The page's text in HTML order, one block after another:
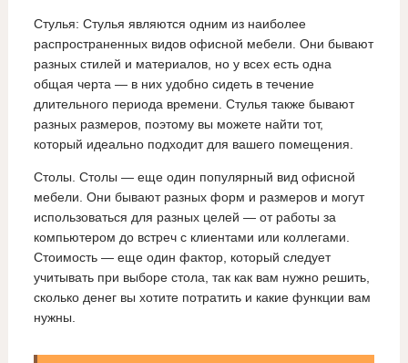
Стулья: Стулья являются одним из наиболее
распространенных видов офисной мебели. Они бывают
разных стилей и материалов, но у всех есть одна
общая черта — в них удобно сидеть в течение
длительного периода времени. Стулья также бывают
разных размеров, поэтому вы можете найти тот,
который идеально подходит для вашего помещения.
Столы. Столы — еще один популярный вид офисной
мебели. Они бывают разных форм и размеров и могут
использоваться для разных целей — от работы за
компьютером до встреч с клиентами или коллегами.
Стоимость — еще один фактор, который следует
учитывать при выборе стола, так как вам нужно решить,
сколько денег вы хотите потратить и какие функции вам
нужны.